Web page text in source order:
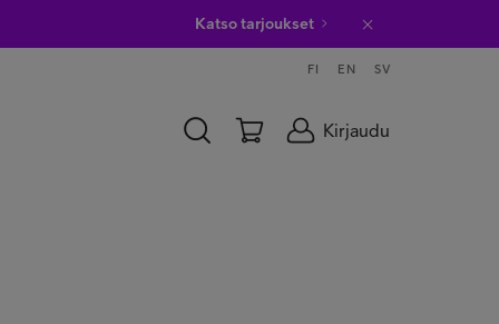
Katso tarjoukset
FI EN SV
Kirjaudu